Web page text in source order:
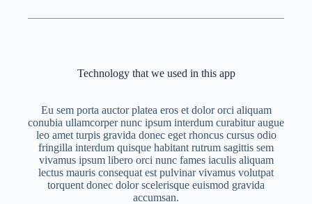
Technology that we used in this app
Eu sem porta auctor platea eros et dolor orci aliquam
conubia ullamcorper nunc ipsum interdum curabitur augue
leo amet turpis gravida donec eget rhoncus cursus odio
fringilla interdum quisque habitant rutrum sagittis sem
vivamus ipsum libero orci nunc fames iaculis aliquam
lectus mauris consequat est pulvinar vivamus volutpat
torquent donec dolor scelerisque euismod gravida
accumsan.